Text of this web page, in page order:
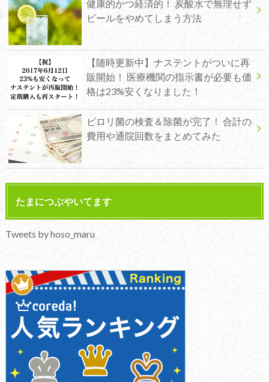
健康的かつ経済的！ 炭酸水で無理せず
ビールをやめてしまう方法
【随時更新中】ナステントがついに再
販開始！ 医療機関の指示書が必要も価
格は23%安くなりました！
ピロリ菌の検査＆除菌が完了！ 合計の
費用や通院回数をまとめてみた
たまにつぶやいてます
Tweets by hoso_maru